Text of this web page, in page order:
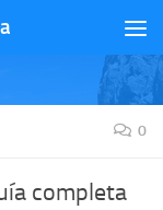
0
completa